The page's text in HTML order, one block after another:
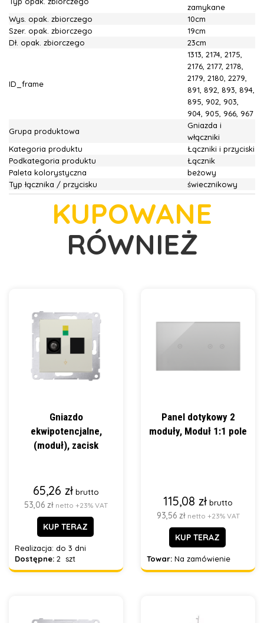
zamykane
Wys. opak. zbiorczego
10cm
Szer. opak. zbiorczego
19cm
Dł. opak. zbiorczego
23cm
ID_frame
1313, 2174, 2175,
2176, 2177, 2178,
2179, 2180, 2279,
891, 892, 893, 894,
895, 902, 903,
904, 905, 966, 967
Grupa produktowa
Gniazda i
włączniki
Kategoria produktu
Łączniki i przyciski
Podkategoria produktu
Łącznik
Paleta kolorystyczna
beżowy
Typ łącznika / przycisku
świecznikowy
KUPOWANE
RÓWNIEŻ
Gniazdo
ekwipotencjalne,
(moduł), zacisk
65,26 zł brutto
53,06 zł netto +23% VAT
KUP TERAZ
Realizacja: do 3 dni
Dostępne: 2 szt
Panel dotykowy 2
moduły, Moduł 1:1 pole
115,08 zł brutto
93,56 zł netto +23% VAT
KUP TERAZ
Towar: Na zamówienie